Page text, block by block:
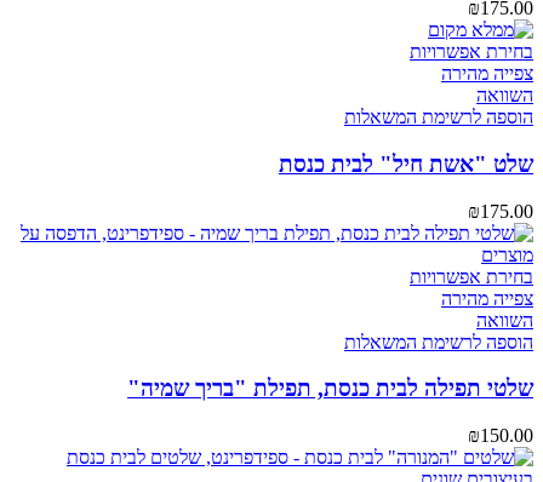
₪175.00
בחירת אפשרויות
צפייה מהירה
השוואה
הוספה לרשימת המשאלות
שלט "אשת חיל" לבית כנסת
₪175.00
בחירת אפשרויות
צפייה מהירה
השוואה
הוספה לרשימת המשאלות
שלטי תפילה לבית כנסת, תפילת "בריך שמיה"
₪150.00